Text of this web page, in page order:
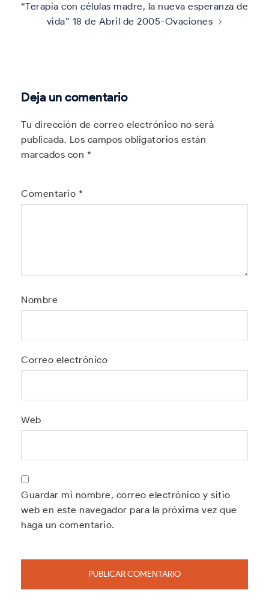
“Terapia con células madre, la nueva esperanza de
vida” 18 de Abril de 2005-Ovaciones
Deja un comentario
Tu dirección de correo electrónico no será
publicada. Los campos obligatorios están
marcados con *
Comentario *
Nombre
Correo electrónico
Web
Guardar mi nombre, correo electrónico y sitio
web en este navegador para la próxima vez que
haga un comentario.